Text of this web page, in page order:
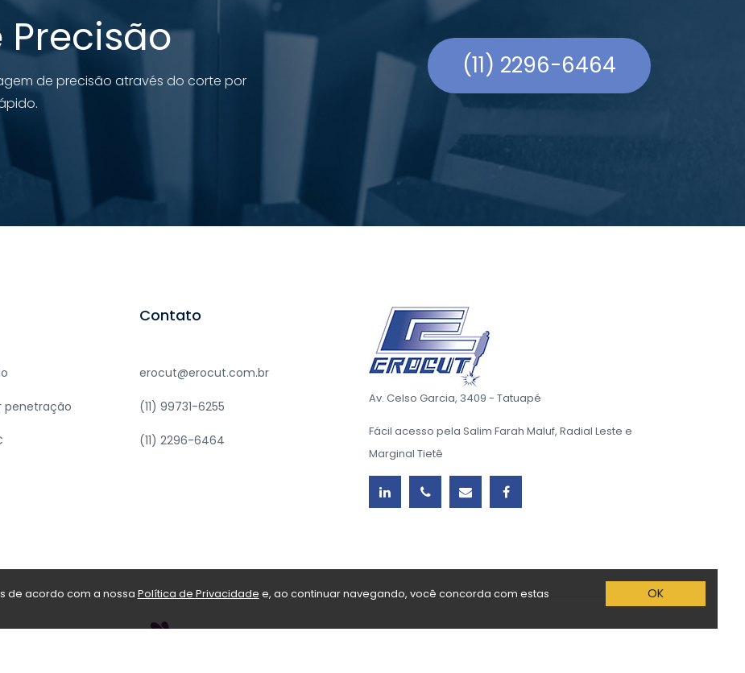
de precisão através do corte por
(11) 2296-6464
penetração
Contato
erocut@erocut.com.br
(11) 99731-6255
(11) 2296-6464
Av. Celso Garcia, 3409 - Tatuapé
Fácil acesso pela Salim Farah Maluf, Radial Leste e
Marginal Tietê
de acordo com a nossa Política de Privacidade e, ao continuar navegando, você concorda com estas
OK